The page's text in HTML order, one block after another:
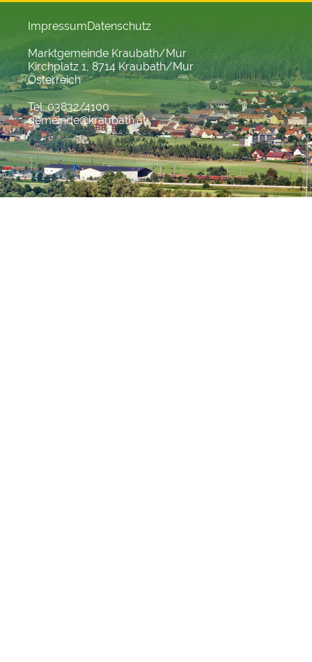
ImpressumDatenschutz
Marktgemeinde Kraubath/Mur
Kirchplatz 1, 8714 Kraubath/Mur
Österreich
Tel. 03832/4100
gemeinde@kraubath.at